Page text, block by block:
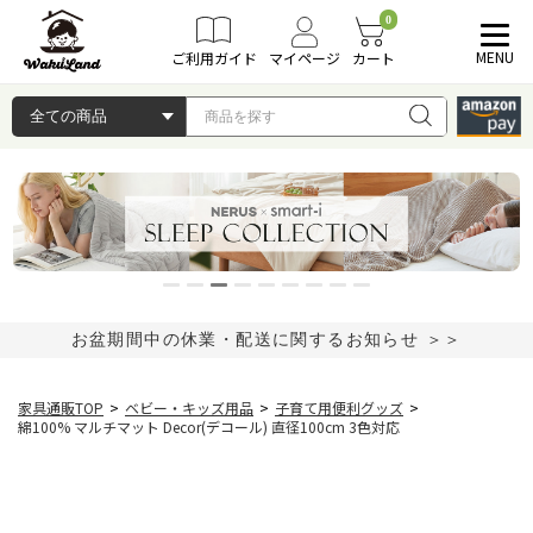
ご利用ガイド マイページ
0
カート MENU
お盆期間中の休業・配送に関するお知らせ ＞＞
家具通販TOP > ベビー・キッズ用品 > 子育て用便利グッズ >
綿100% マルチマット Decor(デコール) 直径100cm 3色対応